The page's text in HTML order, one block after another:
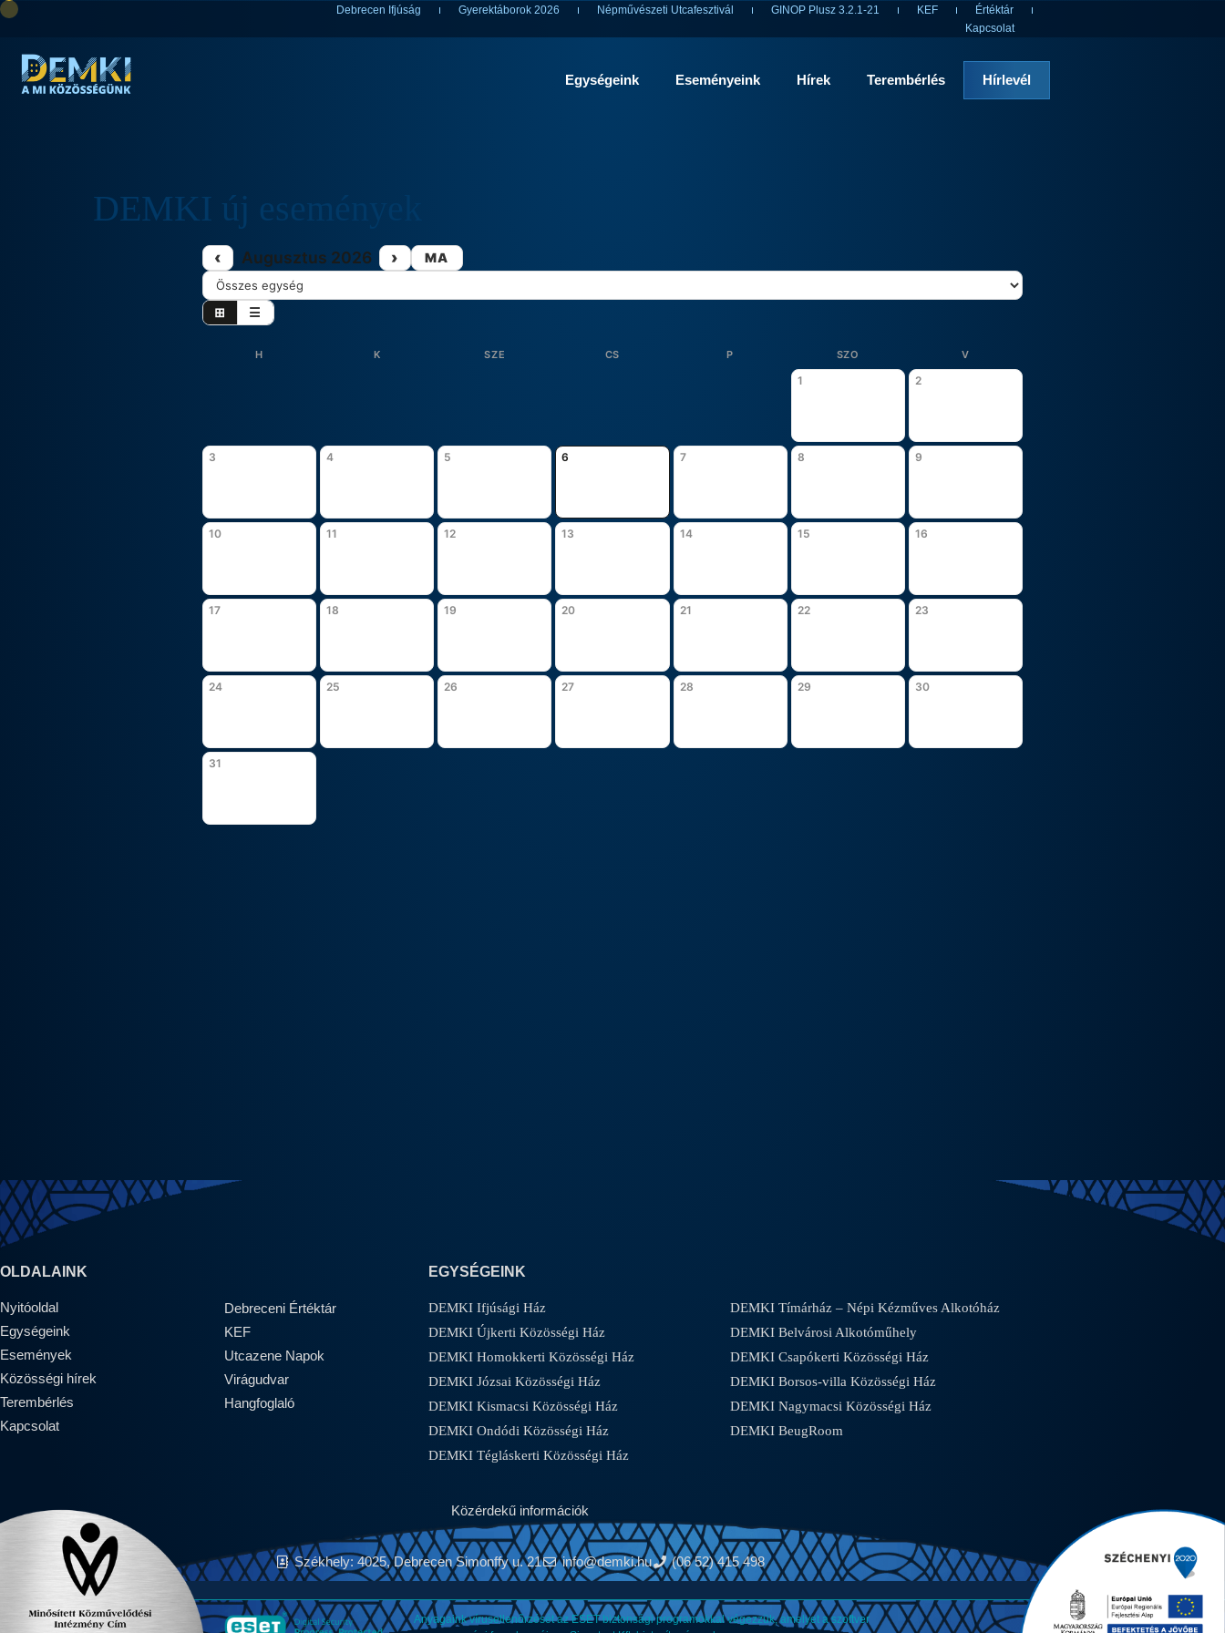
Debrecen Ifjúság Gyerektáborok 2026 Népművészeti Utcafesztivál GINOP Plusz 3.2.1-21 KEF
Értéktár
Kapcsolat
Egységeink Eseményeink Hírek Terembérlés Hírlevél
DEMKI új események
‹ Augusztus 2026 › MA
⊞ ☰
H K SZE CS P SZO V
1 2
3 4 5 6 7 8 9
10 11 12 13 14 15 16
17 18 19 20 21 22 23
24 25 26 27 28 29 30
31
OLDALAINK
Nyitóoldal
Egységeink
Események
Közösségi hírek
Terembérlés
Kapcsolat
Debreceni Értéktár
KEF
Utcazene Napok
Virágudvar
Hangfoglaló
EGYSÉGEINK
DEMKI Ifjúsági Ház
DEMKI Tímárház – Népi Kézműves Alkotóház
DEMKI Újkerti Közösségi Ház
DEMKI Belvárosi Alkotóműhely
DEMKI Homokkerti Közösségi Ház
DEMKI Csapókerti Közösségi Ház
DEMKI Józsai Közösségi Ház
DEMKI Borsos-villa Közösségi Ház
DEMKI Kismacsi Közösségi Ház
DEMKI Nagymacsi Közösségi Ház
DEMKI Ondódi Közösségi Ház
DEMKI BeugRoom
DEMKI Tégláskerti Közösségi Ház
Közérdekű információk
Székhely: 4025, Debrecen Simonffy u. 21 info@demki.hu (06 52) 415 498
Anyagaink vírusellenőrzését az ESET biztonsági programokkal végezzük, amelyet a szoftver